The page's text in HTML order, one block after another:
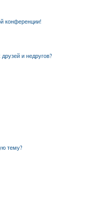
конференции!
и недругов?
тему?